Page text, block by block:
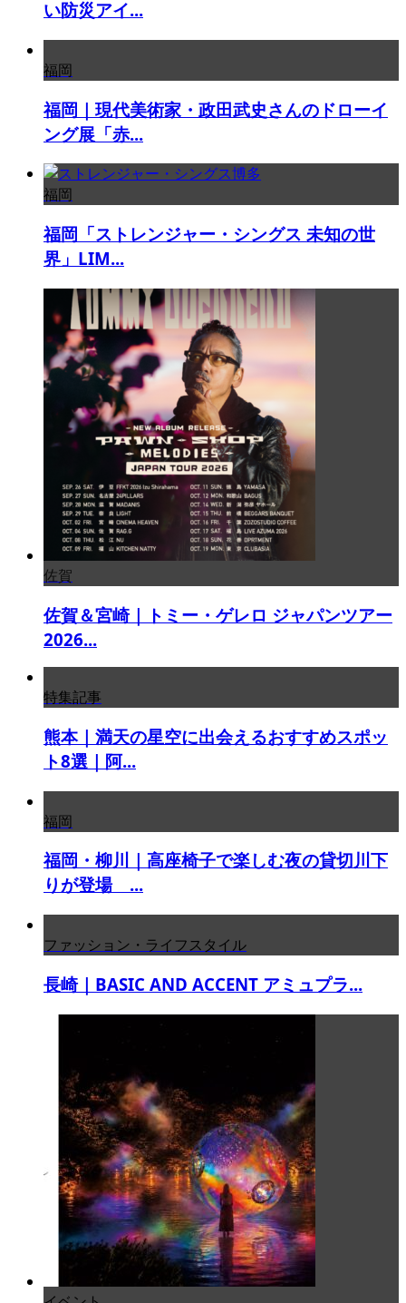
い防災アイ...
福岡
福岡｜現代美術家・政田武史さんのドローイ
ング展「赤...
福岡
福岡「ストレンジャー・シングス 未知の世
界」LIM...
佐賀
佐賀＆宮崎｜トミー・ゲレロ ジャパンツアー
2026...
特集記事
熊本｜満天の星空に出会えるおすすめスポッ
ト8選｜阿...
福岡
福岡・柳川｜高座椅子で楽しむ夜の貸切川下
りが登場 ...
ファッション・ライフスタイル
長崎｜BASIC AND ACCENT アミュプラ...